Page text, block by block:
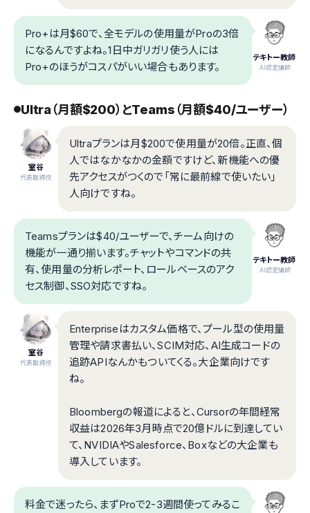
テキトー教師
.AI認定講師
Pro+は月$60で、全モデルの使用量がProの3倍
になるんですよね。1日中ガリガリ使う人には
Pro+のほうがコスパがいい場合もあります。
Ultra（月額$200）とTeams（月額$40/ユーザー）
室谷
代表取締役
Ultraプランは月$200で使用量が20倍。正直、個
人ではなかなかの金額ですけど、新機能への優
先アクセスがつくので「常に最前線で使いたい」
人向けですね。
テキトー教師
.AI認定講師
Teamsプランは$40/ユーザーで、チーム向けの
機能が一通り揃います。チャットやコマンドの共
有、使用量の分析レポート、ロールベースのアク
セス制御、SSO対応ですね。
室谷
代表取締役
Enterpriseはカスタム価格で、プール型の使用量
管理や請求書払い、SCIM対応、AI生成コードの
追跡APIなんかもついてくる。大企業向けです
ね。
Bloombergの報道によると、Cursorの年間経常
収益は2026年3月時点で20億ドルに到達してい
て、NVIDIAやSalesforce、Boxなどの大企業も
導入しています。
料金で迷ったら、まずProで2-3週間使ってみるこ